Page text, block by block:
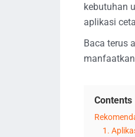
kebutuhan
aplikasi
Baca terus
Contents
1.